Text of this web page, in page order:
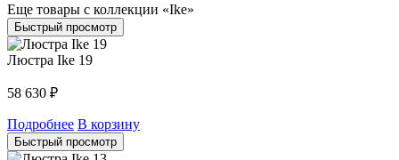
Еще товары с коллекции «Ike»
Быстрый просмотр
Люстра Ike 19
58 630 ₽
Подробнее В корзину
Быстрый просмотр